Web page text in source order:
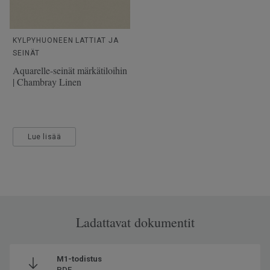
KYLPYHUONEEN LATTIAT JA
SEINÄT
Aquarelle-seinät märkätiloihin
| Chambray Linen
Lue lisää
Ladattavat dokumentit
M1-todistus